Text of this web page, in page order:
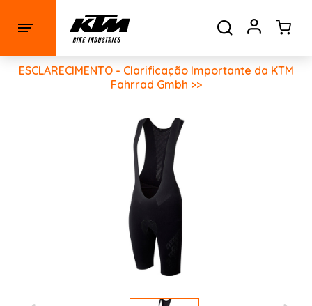
ESCLARECIMENTO - Clarificação Importante da KTM
Fahrrad Gmbh >>